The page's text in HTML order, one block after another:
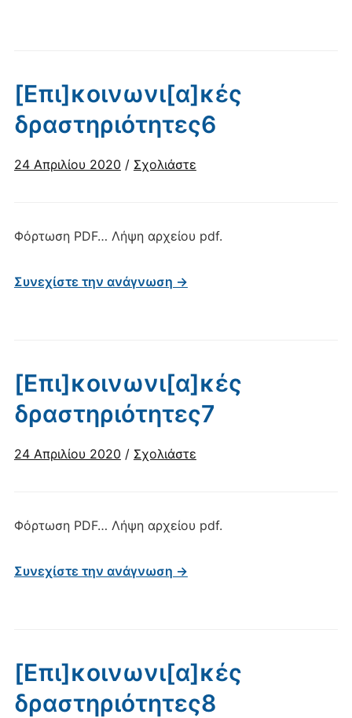
[Επι]κοινωνι[α]κές
δραστηριότητες6
24 Απριλίου 2020 / Σχολιάστε
Φόρτωση PDF… Λήψη αρχείου pdf.
Συνεχίστε την ανάγνωση →
[Επι]κοινωνι[α]κές
δραστηριότητες7
24 Απριλίου 2020 / Σχολιάστε
Φόρτωση PDF… Λήψη αρχείου pdf.
Συνεχίστε την ανάγνωση →
[Επι]κοινωνι[α]κές
δραστηριότητες8